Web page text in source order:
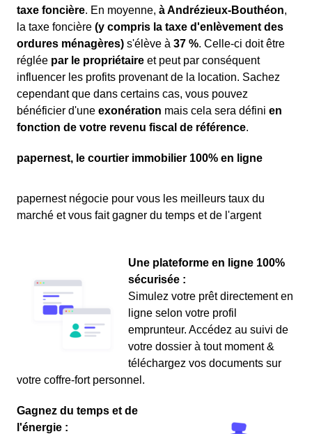
taxe foncière. En moyenne, à Andrézieux-Bouthéon,
la taxe foncière (y compris la taxe d'enlèvement des
ordures ménagères) s'élève à 37 %. Celle-ci doit être
réglée par le propriétaire et peut par conséquent
influencer les profits provenant de la location. Sachez
cependant que dans certains cas, vous pouvez
bénéficier d'une exonération mais cela sera défini en
fonction de votre revenu fiscal de référence.
papernest, le courtier immobilier 100% en ligne
papernest négocie pour vous les meilleurs taux du
marché et vous fait gagner du temps et de l'argent
Une plateforme en ligne 100%
sécurisée :
Simulez votre prêt directement en
ligne selon votre profil
emprunteur. Accédez au suivi de
votre dossier à tout moment &
téléchargez vos documents sur
votre coffre-fort personnel.
Gagnez du temps et de
l'énergie :